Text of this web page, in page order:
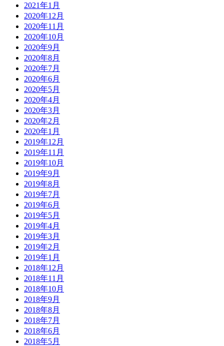
2021年1月
2020年12月
2020年11月
2020年10月
2020年9月
2020年8月
2020年7月
2020年6月
2020年5月
2020年4月
2020年3月
2020年2月
2020年1月
2019年12月
2019年11月
2019年10月
2019年9月
2019年8月
2019年7月
2019年6月
2019年5月
2019年4月
2019年3月
2019年2月
2019年1月
2018年12月
2018年11月
2018年10月
2018年9月
2018年8月
2018年7月
2018年6月
2018年5月